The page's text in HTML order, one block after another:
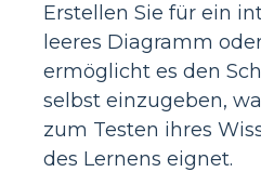
Erstellen Sie für ein
leeres Diagramm
ermöglicht es den
selbst einzugeben,
zum Testen ihres
des Lernens eignet.